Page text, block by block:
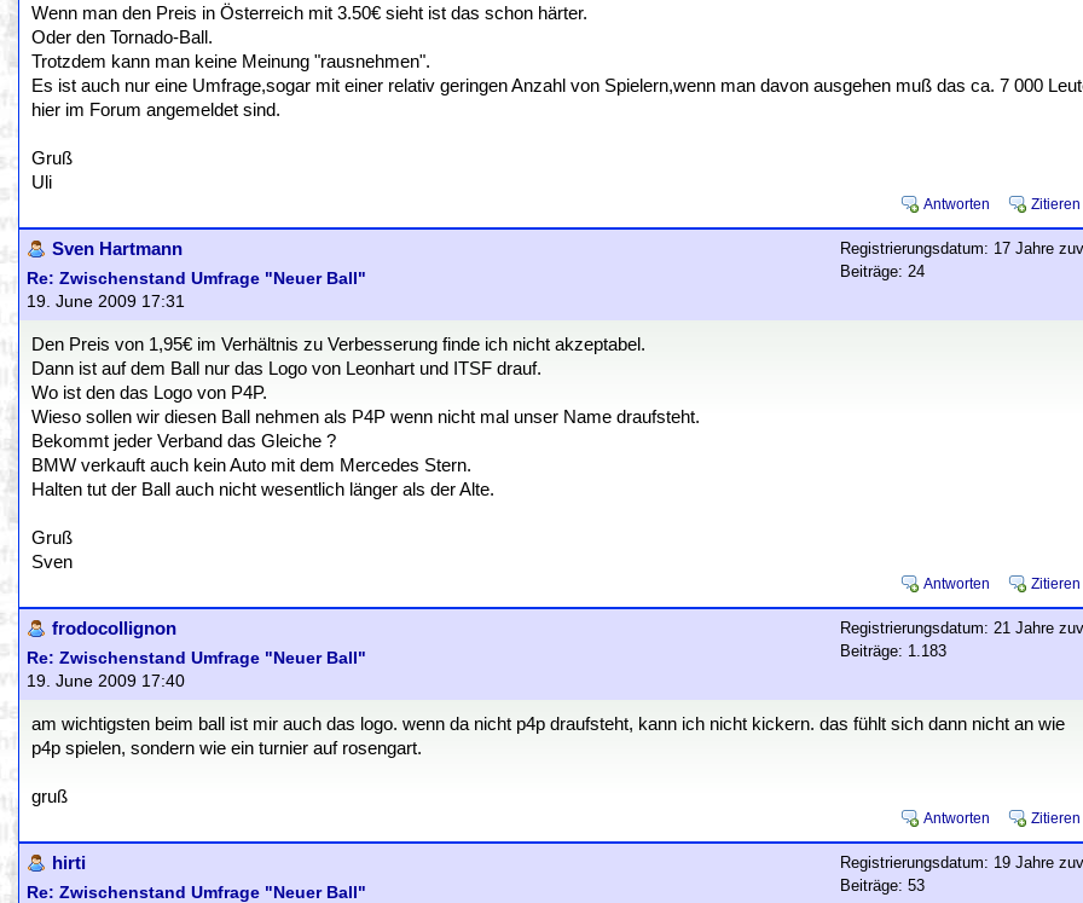
Wenn man den Preis in Österreich mit 3.50€ sieht ist das schon härter.
Oder den Tornado-Ball.
Trotzdem kann man keine Meinung "rausnehmen".
Es ist auch nur eine Umfrage,sogar mit einer relativ geringen Anzahl von Spielern,wenn man davon ausgehen muß das ca. 7 000
hier im Forum angemeldet sind.
Gruß
Uli
Antworten Zitieren
Sven Hartmann
Re: Zwischenstand Umfrage "Neuer Ball"
19. June 2009 17:31
Registrierungsdatum: 17 Jahre
Beiträge: 24
Den Preis von 1,95€ im Verhältnis zu Verbesserung finde ich nicht akzeptabel.
Dann ist auf dem Ball nur das Logo von Leonhart und ITSF drauf.
Wo ist den das Logo von P4P.
Wieso sollen wir diesen Ball nehmen als P4P wenn nicht mal unser Name draufsteht.
Bekommt jeder Verband das Gleiche ?
BMW verkauft auch kein Auto mit dem Mercedes Stern.
Halten tut der Ball auch nicht wesentlich länger als der Alte.
Gruß
Sven
Antworten Zitieren
frodocollignon
Re: Zwischenstand Umfrage "Neuer Ball"
19. June 2009 17:40
Registrierungsdatum: 21 Jahre
Beiträge: 1.183
am wichtigsten beim ball ist mir auch das logo. wenn da nicht p4p draufsteht, kann ich nicht kickern. das fühlt sich dann nicht an wie
p4p spielen, sondern wie ein turnier auf rosengart.
gruß
Antworten Zitieren
hirti
Re: Zwischenstand Umfrage "Neuer Ball"
Registrierungsdatum: 19 Jahre
Beiträge: 53